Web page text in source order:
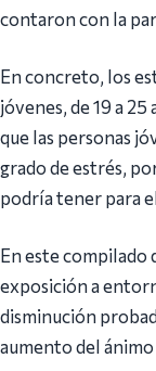
contaron con la
En concreto, los
jóvenes, de 19 a
que las personas
grado de estrés,
podría tener para
En este compilado
exposición a
disminución
aumento del